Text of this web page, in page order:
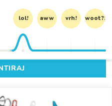
lol! aww vrh! woot?!